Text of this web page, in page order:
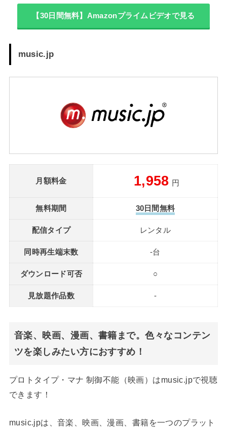
【30日間無料】Amazonプライムビデオで見る
music.jp
月額料金 1,958 円
無料期間 30日間無料
配信タイプ レンタル
同時再生端末数 -台
ダウンロード可否 ○
見放題作品数 -
音楽、映画、漫画、書籍まで。色々なコンテン
ツを楽しみたい方におすすめ！
プロトタイプ・マナ 制御不能（映画）はmusic.jpで視聴
できます！
music.jpは、音楽、映画、漫画、書籍を一つのプラット